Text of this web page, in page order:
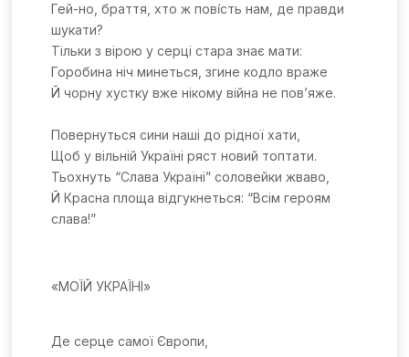
Гей-но, браття, хто ж пові́сть нам, де правди
шукати?
Тільки з вірою у серці стара знає мати:
Горобина ніч минеться, згине кодло враже
Й чорну хустку вже нікому війна не пов’яже.
Повернуться сини наші до рідної хати,
Щоб у вільній Україні ряст новий топтати.
Тьохнуть “Слава Україні” соловейки жваво,
Й Красна площа відгукнеться: “Всім героям
слава!”
«МОЇЙ УКРАЇНІ»
Де серце самої Європи,